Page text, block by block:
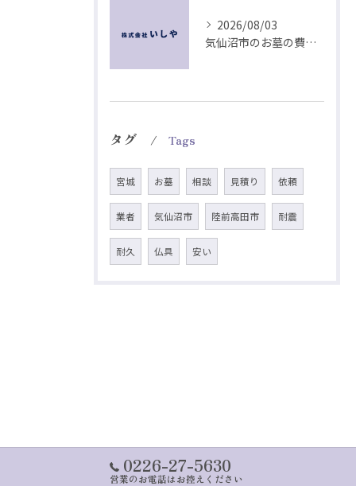
2026/08/03
気仙沼市のお墓の費用を左右する耐震とデザイン
タグ Tags
宮城 お墓 相談 見積り 依頼
業者 気仙沼市 陸前高田市 耐震
耐久 仏具 安い
0226-27-5630
営業のお電話はお控えください